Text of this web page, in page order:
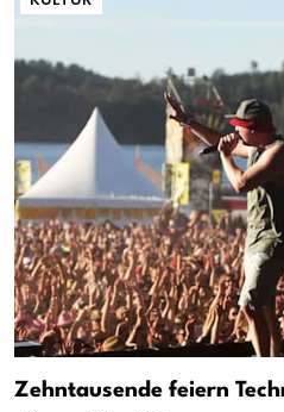
Zehntausende feiern